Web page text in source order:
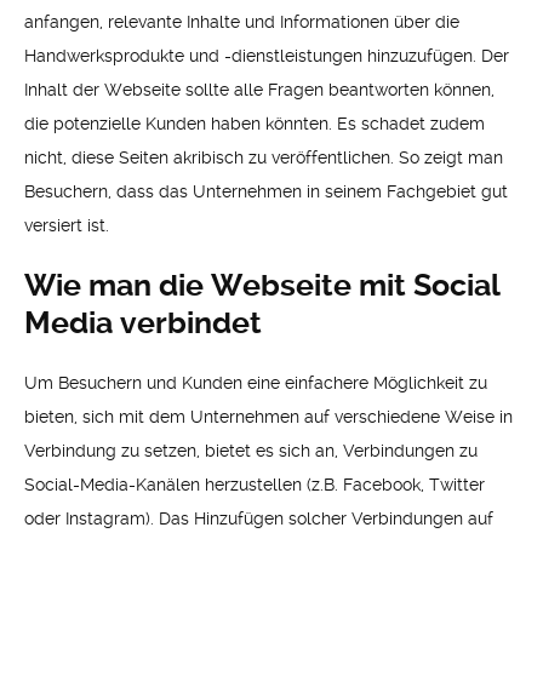
anfangen, relevante Inhalte und Informationen über die
Handwerksprodukte und -dienstleistungen hinzuzufügen. Der
Inhalt der Webseite sollte alle Fragen beantworten können,
die potenzielle Kunden haben könnten. Es schadet zudem
nicht, diese Seiten akribisch zu veröffentlichen. So zeigt man
Besuchern, dass das Unternehmen in seinem Fachgebiet gut
versiert ist.
Wie man die Webseite mit Social
Media verbindet
Um Besuchern und Kunden eine einfachere Möglichkeit zu
bieten, sich mit dem Unternehmen auf verschiedene Weise in
Verbindung zu setzen, bietet es sich an, Verbindungen zu
Social-Media-Kanälen herzustellen (z.B. Facebook, Twitter
oder Instagram). Das Hinzufügen solcher Verbindungen auf